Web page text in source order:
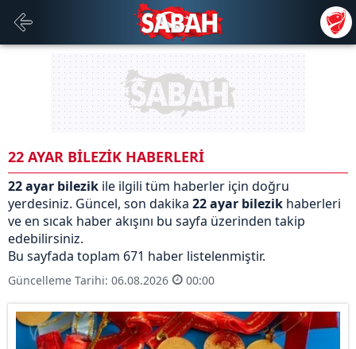
22 AYAR BİLEZİK HABERLERİ
22 ayar bilezik ile ilgili tüm haberler için doğru
yerdesiniz. Güncel, son dakika 22 ayar bilezik haberleri
ve en sıcak haber akışını bu sayfa üzerinden takip
edebilirsiniz.
Bu sayfada toplam 671 haber listelenmiştir.
Güncelleme Tarihi: 06.08.2026 00:00